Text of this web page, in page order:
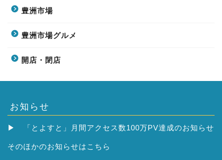
豊洲市場
豊洲市場グルメ
開店・閉店
お知らせ
▶ 「とよすと」月間アクセス数100万PV達成のお知らせ
そのほかのお知らせはこちら